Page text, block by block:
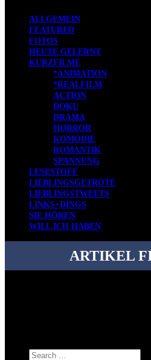
ALLGEMEIN
FEATURED
FOTOS
HEUTE GELERNT
KURZFILME
*ANIMATION
*REALFILM
ACTION
DOKU
DRAMA
HORROR
KOMÖDIE
ROMANTIK
SPANNUNG
LESESTOFF
LIEBLINGSGETRÖTE
LIEBLINGSTWEETS
LINKS+DINGS
SIE HÖREN
WILL ICH HABEN
ARTIKEL